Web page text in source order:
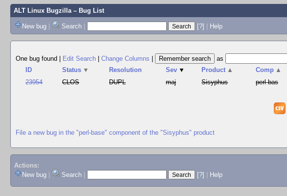
ALT Linux Bugzilla– Bug List
New bug | Search | [?] | Help
One bug found
Edit Search Change Columns
as
ID
Status ▼ Resolution Sev ▼ Product ▲ Comp ▲
23954
CLOS DUPL maj Sisyphus perl-bas
File a new bug in the "perl-base" component of the "Sisyphus" product
Actions:
New bug
Search [?] Help